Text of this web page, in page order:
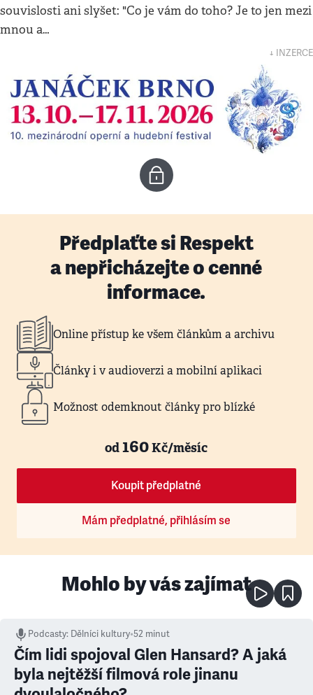
souvislosti ani slyšet: "Co je vám do toho? Je to jen mezi
mnou a…
↓ INZERCE
Předplaťte si Respekt
a nepřicházejte o cenné
informace.
Online přístup ke všem článkům a archivu
Články i v audioverzi a mobilní aplikaci
Možnost odemknout články pro blízké
od160Kč/měsíc
Koupit předplatné
Mám předplatné, přihlásím se
Mohlo by vás zajímat
Podcasty: Dělníci kultury•52 minut
Čím lidi spojoval Glen Hansard? A jaká
byla nejtěžší filmová role jinanu